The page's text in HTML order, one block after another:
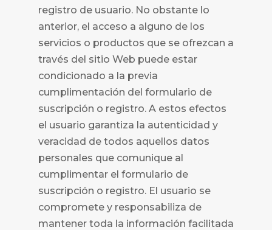
registro de usuario. No obstante lo
anterior, el acceso a alguno de los
servicios o productos que se ofrezcan a
través del sitio Web puede estar
condicionado a la previa
cumplimentación del formulario de
suscripción o registro. A estos efectos
el usuario garantiza la autenticidad y
veracidad de todos aquellos datos
personales que comunique al
cumplimentar el formulario de
suscripción o registro. El usuario se
compromete y responsabiliza de
mantener toda la información facilitada